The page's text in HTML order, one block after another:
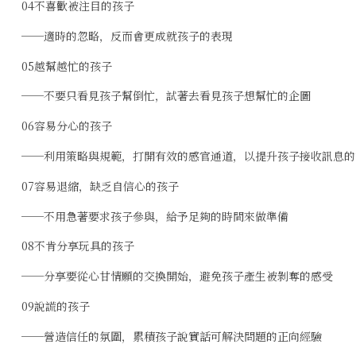
04不喜歡被注目的孩子
──適時的忽略，反而會更成就孩子的表現
05越幫越忙的孩子
──不要只看見孩子幫倒忙，試著去看見孩子想幫忙的企圖
06容易分心的孩子
──利用策略與規範，打開有效的感官通道，以提升孩子接收訊息
07容易退縮，缺乏自信心的孩子
──不用急著要求孩子參與，給予足夠的時間來做準備
08不肯分享玩具的孩子
──分享要從心甘情願的交換開始，避免孩子產生被剝奪的感受
09說謊的孩子
──營造信任的氛圍，累積孩子說實話可解決問題的正向經驗